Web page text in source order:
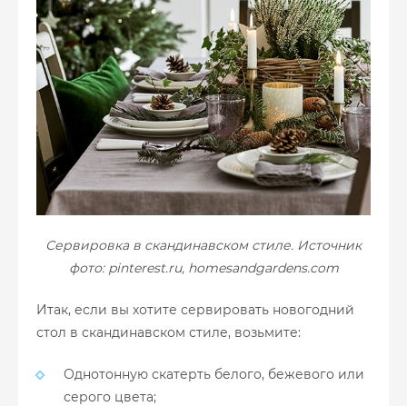
Сервировка в скандинавском стиле. Источник
фото: pinterest.ru, homesandgardens.com
Итак, если вы хотите сервировать новогодний
стол в скандинавском стиле, возьмите:
Однотонную скатерть белого, бежевого или
серого цвета;